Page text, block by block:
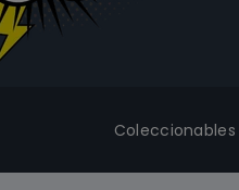
Coleccionables